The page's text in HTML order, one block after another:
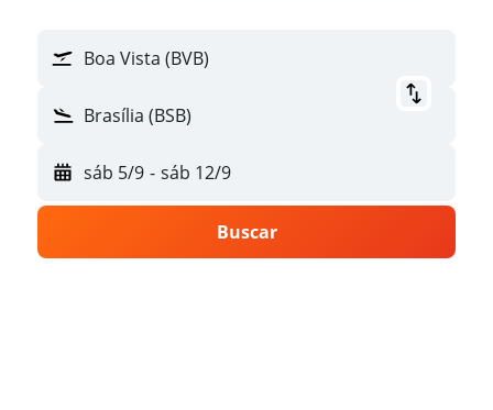
Boa Vista (BVB)
Brasília (BSB)
sáb 5/9 - sáb 12/9
Buscar